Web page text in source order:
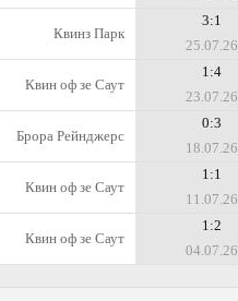
Квинз Парк
3:1
25.07.26
Квин оф зе Саут
1:4
23.07.26
Брора Рейнджерс
0:3
18.07.26
Квин оф зе Саут
1:1
11.07.26
Квин оф зе Саут
1:2
04.07.26